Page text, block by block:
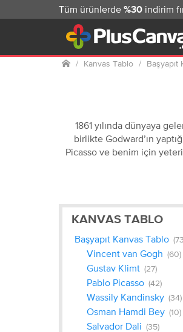
Tüm ürünlerde %30 indirim
Ana Kanvas Tablo Başyapıt
1861 yılında dünyaya
birlikte Godward’ın
Picasso ve benim için
KANVAS TABLO
Başyapıt Kanvas Tablo
Vincent van Gogh (60)
Gustav Klimt (27)
Pablo Picasso (42)
Wassily Kandinsky (34)
Osman Hamdi Bey (10)
Salvador Dali (35)